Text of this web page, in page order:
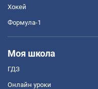
Хокей
Формула-1
Моя школа
ГДЗ
Онлайн уроки